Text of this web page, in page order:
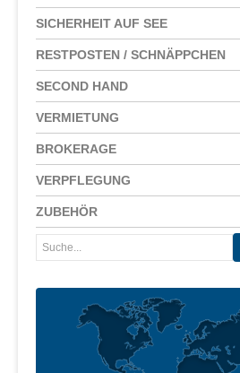
SICHERHEIT AUF SEE
RESTPOSTEN / SCHNÄPPCHEN
SECOND HAND
VERMIETUNG
BROKERAGE
VERPFLEGUNG
ZUBEHÖR